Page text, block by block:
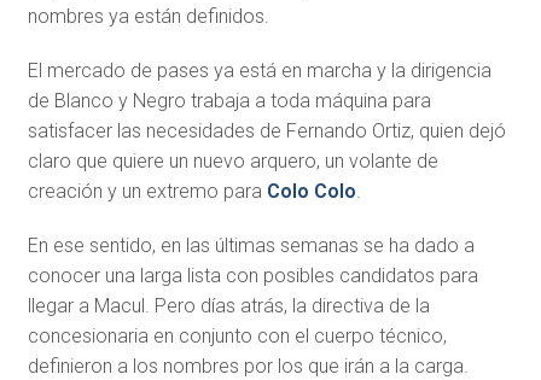
nombres ya están definidos.
El mercado de pases ya está en marcha y la dirigencia
de Blanco y Negro trabaja a toda máquina para
satisfacer las necesidades de Fernando Ortiz, quien dejó
claro que quiere un nuevo arquero, un volante de
creación y un extremo para Colo Colo.
En ese sentido, en las últimas semanas se ha dado a
conocer una larga lista con posibles candidatos para
llegar a Macul. Pero días atrás, la directiva de la
concesionaria en conjunto con el cuerpo técnico,
definieron a los nombres por los que irán a la carga.